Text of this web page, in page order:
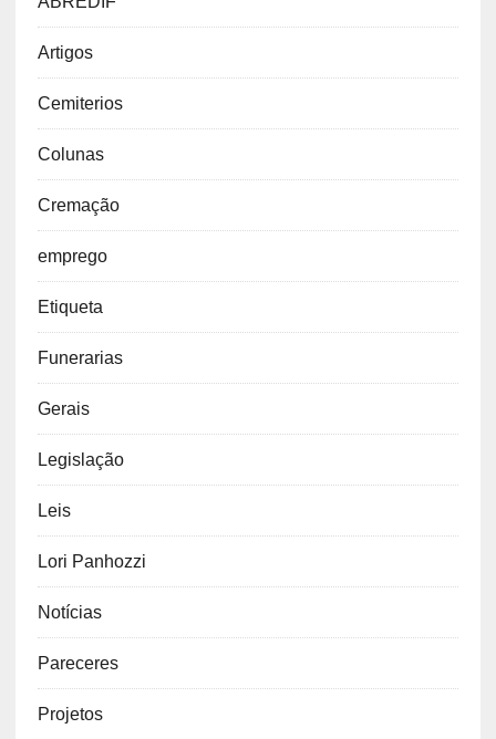
Artigos
Cemiterios
Colunas
Cremação
emprego
Etiqueta
Funerarias
Gerais
Legislação
Leis
Lori Panhozzi
Notícias
Pareceres
Projetos